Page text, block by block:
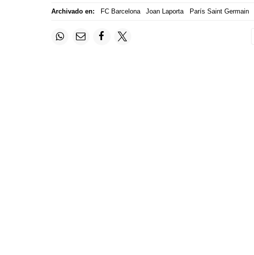
Archivado en: FC Barcelona Joan Laporta París Saint Germain